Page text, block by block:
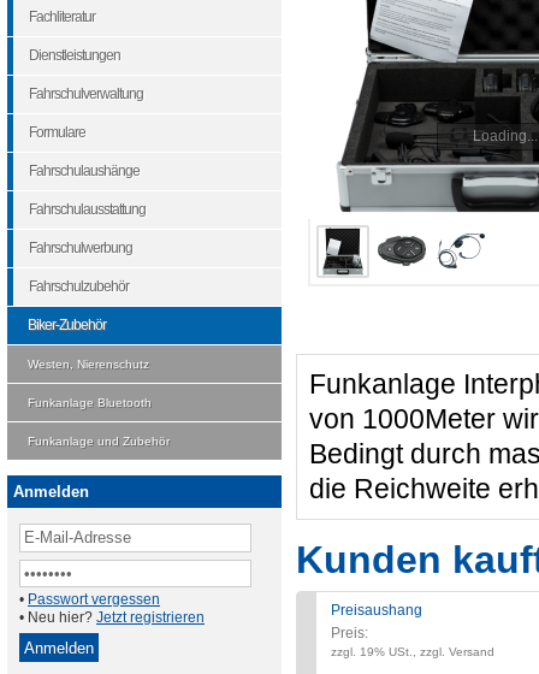
Loading...
Funkanlage
von 1000Meter
Bedingt durch
die Reichweite
Kunden
Preisaushang
Preis:
zzgl. 19% USt., zzgl. Versand
Fachliteratur
Dienstleistungen
Fahrschulverwaltung
Formulare
Fahrschulaushänge
Fahrschulausstattung
Fahrschulwerbung
Fahrschulzubehör
Biker-Zubehör
Westen, Nierenschutz
Funkanlage Bluetooth
Funkanlage und Zubehör
Anmelden
• Passwort vergessen
• Neu hier? Jetzt registrieren